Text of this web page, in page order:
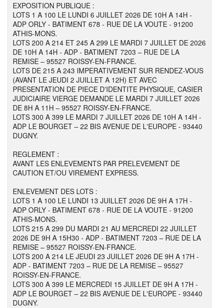
EXPOSITION PUBLIQUE :
LOTS 1 A 100 LE LUNDI 6 JUILLET 2026 DE 10H A 14H -
ADP ORLY - BATIMENT 678 - RUE DE LA VOUTE - 91200
ATHIS-MONS.
LOTS 200 A 214 ET 245 A 299 LE MARDI 7 JUILLET DE 2026
DE 10H A 14H - ADP - BATIMENT 7203 – RUE DE LA
REMISE – 95527 ROISSY-EN-FRANCE.
LOTS DE 215 A 243 IMPERATIVEMENT SUR RENDEZ-VOUS
(AVANT LE JEUDI 2 JUILLET A 12H) ET AVEC
PRESENTATION DE PIECE D'IDENTITE PHYSIQUE, CASIER
JUDICIAIRE VIERGE DEMANDE LE MARDI 7 JUILLET 2026
DE 8H A 11H – 95527 ROISSY-EN-FRANCE.
LOTS 300 A 399 LE MARDI 7 JUILLET 2026 DE 10H A 14H -
ADP LE BOURGET – 22 BIS AVENUE DE L'EUROPE - 93440
DUGNY.
REGLEMENT :
AVANT LES ENLEVEMENTS PAR PRELEVEMENT DE
CAUTION ET/OU VIREMENT EXPRESS.
ENLEVEMENT DES LOTS :
LOTS 1 A 100 LE LUNDI 13 JUILLET 2026 DE 9H A 17H -
ADP ORLY - BATIMENT 678 - RUE DE LA VOUTE - 91200
ATHIS-MONS.
LOTS 215 A 299 DU MARDI 21 AU MERCREDI 22 JUILLET
2026 DE 9H A 15H30 - ADP - BATIMENT 7203 – RUE DE LA
REMISE – 95527 ROISSY-EN-FRANCE.
LOTS 200 A 214 LE JEUDI 23 JUILLET 2026 DE 9H A 17H -
ADP - BATIMENT 7203 – RUE DE LA REMISE – 95527
ROISSY-EN-FRANCE.
LOTS 300 A 399 LE MERCREDI 15 JUILLET DE 9H A 17H -
ADP LE BOURGET – 22 BIS AVENUE DE L'EUROPE - 93440
DUGNY.